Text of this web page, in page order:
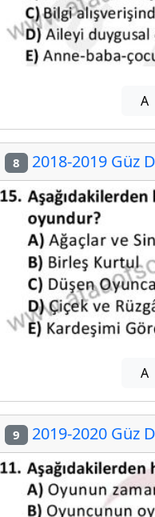
A
8 2018-2019 Güz
A
9 2019-2020 Güz